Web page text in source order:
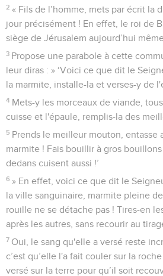
2 « Fils de l’homme, mets par écrit la
jour précisément ! En effet, le roi de
siège de Jérusalem aujourd’hui
3 Propose une parabole à cette
leur diras : » ‘Voici ce que dit le
la marmite, installe-la et verses-y de
4 Mets-y les morceaux de viande,
cuisse et l'épaule, remplis-la des
5 Prends le meilleur mouton, entasse
marmite ! Fais bouillir à gros
dedans cuisent aussi !’
6 » En effet, voici ce que dit le
la ville sanguinaire, marmite pleine
rouille ne se détache pas ! Tires-en
après les autres, sans recourir au
7 Oui, le sang qu'elle a versé reste
c’est qu’elle l'a fait couler sur la
versé sur la terre pour qu’il soit